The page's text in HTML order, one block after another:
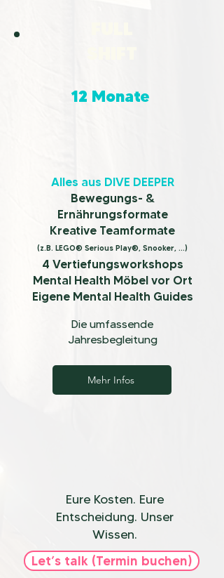
12 Monate
Alles aus DIVE DEEPER
Bewegungs- &
Ernährungsformate
Kreative Teamformate
(z.B. LEGO® Serious Play®, Snooker, ...)
4 Vertiefungsworkshops
Mental Health Möbel vor Ort
Eigene Mental Health Guides
Die umfassende
Jahresbegleitung
Mehr Infos
Eure Kosten. Eure
Entscheidung. Unser
Wissen.
Let’s talk (Termin buchen)